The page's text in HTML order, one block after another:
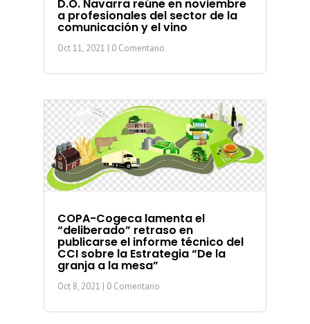
D.O. Navarra reúne en noviembre
a profesionales del sector de la
comunicación y el vino
Oct 11, 2021 | 0 Comentario
COPA-Cogeca lamenta el
“deliberado” retraso en
publicarse el informe técnico del
CCI sobre la Estrategia “De la
granja a la mesa”
Oct 8, 2021 | 0 Comentario